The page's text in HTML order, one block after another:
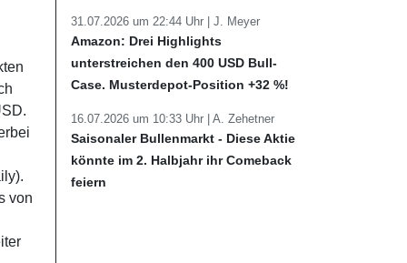
von
31.07.2026 um 22:44 Uhr | J. Meyer
Amazon: Drei Highlights
unterstreichen den 400 USD Bull-
Case. Musterdepot-Position +32 %!
16.07.2026 um 10:33 Uhr | A. Zehetner
Saisonaler Bullenmarkt - Diese Aktie
könnte im 2. Halbjahr ihr Comeback
feiern